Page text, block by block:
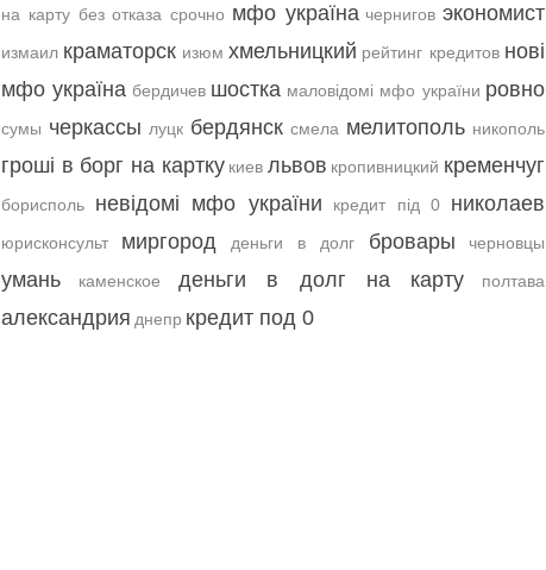
на карту без отказа срочно мфо україна чернигов экономист
измаил краматорск изюм хмельницкий рейтинг кредитов нові
мфо україна бердичев шостка маловідомі мфо україни ровно
сумы черкассы луцк бердянск смела мелитополь никополь
гроші в борг на картку киев львов кропивницкий кременчуг
борисполь невідомі мфо україни кредит під 0 николаев
юрисконсульт миргород деньги в долг бровары черновцы
умань каменское деньги в долг на карту полтава
александрия днепр кредит под 0